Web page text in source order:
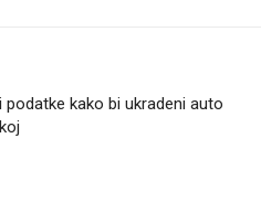
kako bi ukradeni auto